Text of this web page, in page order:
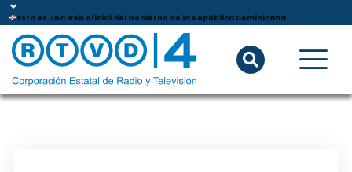
Esta es una web oficial del Gobierno de la República Dominicana